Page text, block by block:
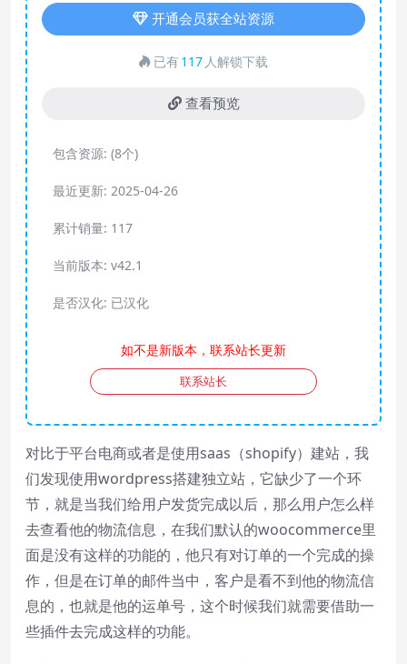
Seek to live, currently behind live
Chapters
Chapters
descriptions off
Subtitles
subtitles settings, opens subtitles settings dialog
Picture-in-Picture
Fullscreen
Beginning of dialog window. Escape will cancel and close the window.
Text
Color
Transparency
Color
Transparency
Window
Color
Transparency
Font Size
开通会员获全站资源
已有117 人解锁下载
查看预览
包含资源: (8个)
最近更新: 2025-04-26
累计销量: 117
当前版本: v42.1
是否汉化: 已汉化
如不是新版本，联系站长更新
联系站长
对比于平台电商或者是使用saas（shopify）建站，我
们发现使用wordpress搭建独立站，它缺少了一个环
节，就是当我们给用户发货完成以后，那么用户怎么样
去查看他的物流信息，在我们默认的woocommerce里
面是没有这样的功能的，他只有对订单的一个完成的操
作，但是在订单的邮件当中，客户是看不到他的物流信
息的，也就是他的运单号，这个时候我们就需要借助一
些插件去完成这样的功能。